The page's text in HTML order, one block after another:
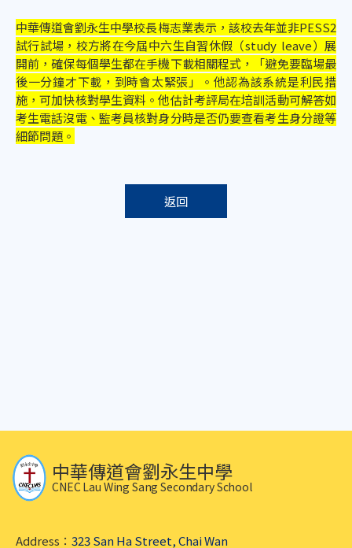
中華傳道會劉永生中學校長梅志業表示，該校去年並非PESS2
試行試場，校方將在今屆中六生自習休假（study leave）展
開前，確保每個學生都在手機下載相關程式，「避免要臨場最
後一分鐘才下載，到時會太緊張」。他認為該系統是利民措
施，可加快核對學生資料。他估計考評局在培訓活動可解答如
考生電話沒電、監考員核對身分時是否仍要查看考生身分證等
細節問題。
返回
中華傳道會劉永生中學
CNEC Lau Wing Sang Secondary School
Address： 323 San Ha Street, Chai Wan